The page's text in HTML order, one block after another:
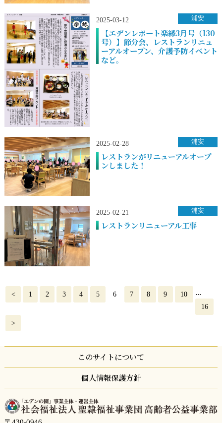
2025-03-12
【エデンレポート楽縁3月号（130
号）】節分会、レストランリニュ
ーアルオープン、介護予防イベント
など。
浦安
2025-02-28
レストランがリニューアルオープ
ンしました！
浦安
2025-02-21
レストランリニューアル工事
浦安
< 1 2 3 4 5 6 7 8 9 10 ...
16
>
このサイトについて
個人情報保護方針